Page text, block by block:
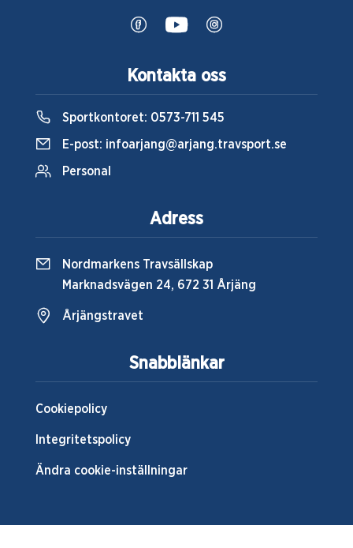
Snabblänkar
Cookiepolicy
Integritetspolicy
Ändra cookie-inställningar
Kontakta oss
Sportkontoret: 0573-711 545
E-post: infoarjang@arjang.travsport.se
Personal
Adress
Nordmarkens Travsällskap
Marknadsvägen 24, 672 31 Årjäng
Årjängstravet